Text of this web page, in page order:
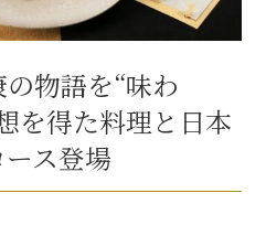
デルコース
物語を“味わ
を得た料理と日本
ス登場